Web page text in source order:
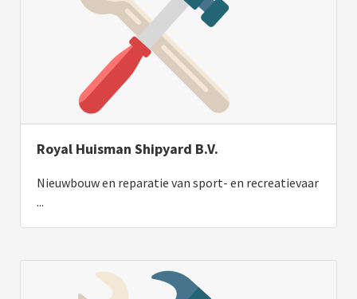
Royal Huisman Shipyard B.V.
Nieuwbouw en reparatie van sport- en recreatievaar
...